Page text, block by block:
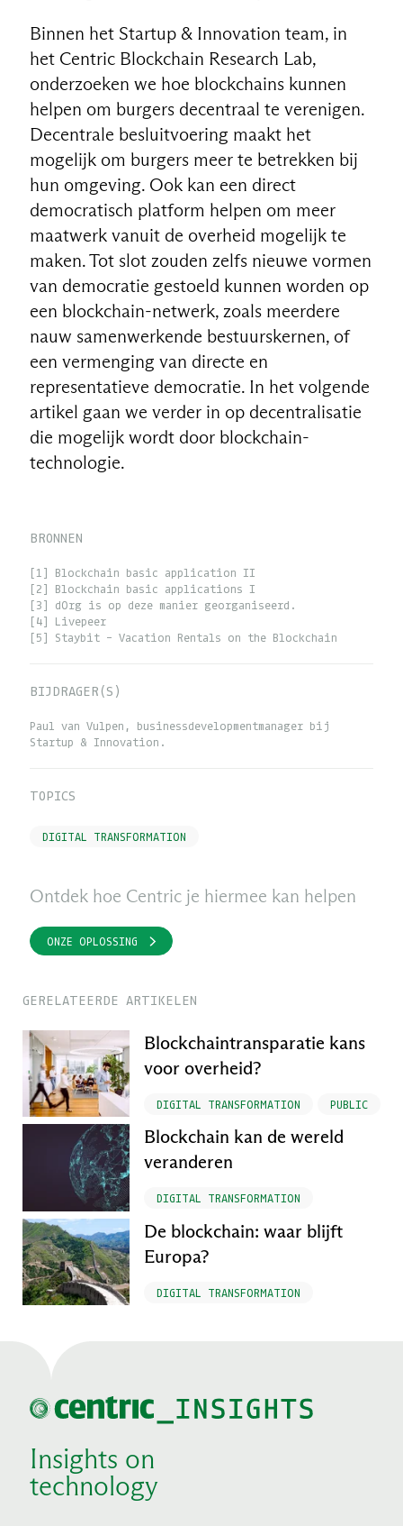
Binnen het Startup & Innovation team, in
het Centric Blockchain Research Lab,
onderzoeken we hoe blockchains kunnen
helpen om burgers decentraal te verenigen.
Decentrale besluitvoering maakt het
mogelijk om burgers meer te betrekken bij
hun omgeving. Ook kan een direct
democratisch platform helpen om meer
maatwerk vanuit de overheid mogelijk te
maken. Tot slot zouden zelfs nieuwe vormen
van democratie gestoeld kunnen worden op
een blockchain-netwerk, zoals meerdere
nauw samenwerkende bestuurskernen, of
een vermenging van directe en
representatieve democratie. In het volgende
artikel gaan we verder in op decentralisatie
die mogelijk wordt door blockchain-
technologie.
BRONNEN
[1] Blockchain basic application II
[2] Blockchain basic applications I
[3] dOrg is op deze manier georganiseerd.
[4] Livepeer
[5] Staybit - Vacation Rentals on the Blockchain
BIJDRAGER(S)
Paul van Vulpen, businessdevelopmentmanager bij
Startup & Innovation.
TOPICS
DIGITAL TRANSFORMATION
Ontdek hoe Centric je hiermee kan helpen
ONZE OPLOSSING
GERELATEERDE ARTIKELEN
Blockchaintransparatie kans
voor overheid?
DIGITAL TRANSFORMATION PUBLIC
Blockchain kan de wereld
veranderen
DIGITAL TRANSFORMATION
De blockchain: waar blijft
Europa?
DIGITAL TRANSFORMATION
Insights on
technology